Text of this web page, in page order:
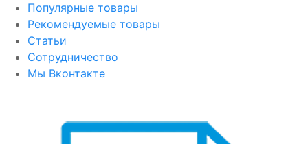
Популярные товары
Рекомендуемые товары
Статьи
Сотрудничество
Мы Вконтакте